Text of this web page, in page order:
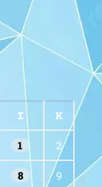
Σ Κ
1 2
8 9